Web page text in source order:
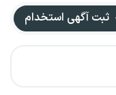
ثبت آگهی استخدام